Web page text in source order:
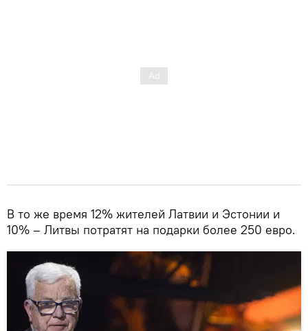
В то же время 12% жителей Латвии и Эстонии и
10% – Литвы потратят на подарки более 250 евро.